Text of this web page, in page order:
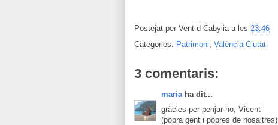
Postejat per Vent d Cabylia a les 23:46
Categories: Patrimoni, València-Ciutat
3 comentaris:
mariaha dit...
gràcies per penjar-ho, Vicent
(pobra gent i pobres de nosaltres)